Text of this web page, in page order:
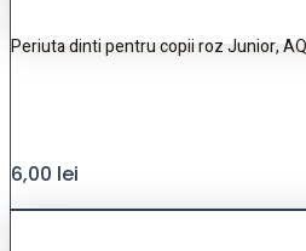
Periuta dinti pentru copii roz Junior,
6,00 lei